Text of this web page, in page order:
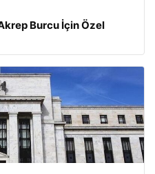
Burcu İçin Özel